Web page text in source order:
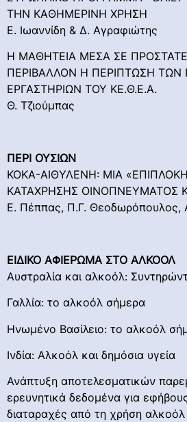
ΤΗΝ ΚΑΘΗΜΕΡΙΝΗ ΧΡΗΣΗ
Ε. Ιωαννίδη & Δ. Αγραφιώτης
Η ΜΑΘΗΤΕΙΑ ΜΕΣΑ ΣΕ
ΠΕΡΙΒΑΛΛΟΝ Η ΠΕΡΙΠΤΩΣΗ ΤΩΝ
ΕΡΓΑΣΤΗΡΙΩΝ ΤΟΥ ΚΕ.Θ.Ε.Α.
Θ. Τζιούμπας
ΠΕΡΙ ΟΥΣΙΩΝ
ΚΟΚΑ-ΑΙΘΥΛΕΝΗ: ΜΙΑ
ΚΑΤΑΧΡΗΣΗΣ ΟΙΝΟΠΝΕΥΜΑΤΟΣ
Ε. Πέππας, Π.Γ. Θεοδωρόπουλος,
ΕΙΔΙΚΟ ΑΦΙΕΡΩΜΑ ΣΤΟ ΑΛΚΟΟΛ
Αυστραλία και αλκοόλ:
Γαλλία: το αλκοόλ σήμερα
Ηνωμένο Βασίλειο: το αλκοόλ
Ινδία: Αλκοόλ και δημόσια υγεία
Ανάπτυξη αποτελεσματικών
ερευνητικά δεδομένα για
διαταραχές από τη χρήση αλκοόλ